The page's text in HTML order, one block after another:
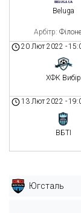
Beluga
Арбітр:
20 Лют 2022 -
ХФК Вибір
13 Лют 2022 -
ВБТІ
Югсталь